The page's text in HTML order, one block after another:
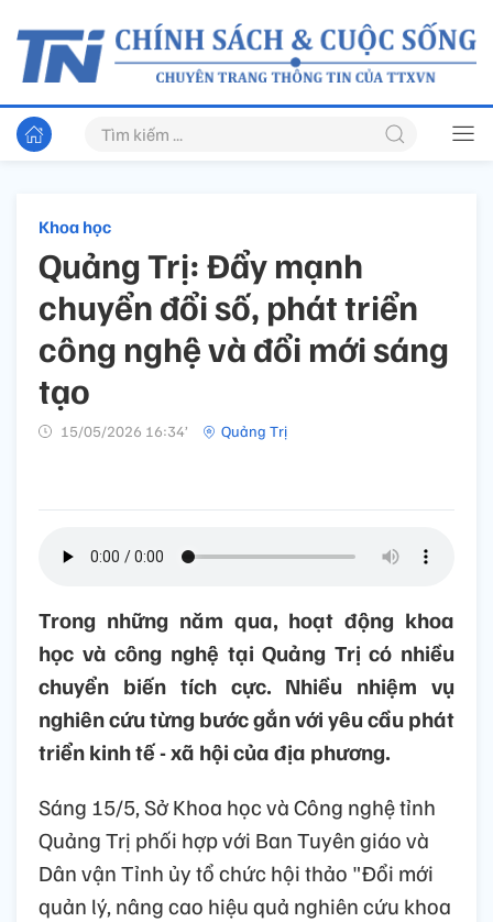
Khoa học
Quảng Trị: Đẩy mạnh
chuyển đổi số, phát triển
công nghệ và đổi mới sáng
tạo
15/05/2026 16:34’ Quảng Trị
Trong những năm qua, hoạt động khoa
học và công nghệ tại Quảng Trị có nhiều
chuyển biến tích cực. Nhiều nhiệm vụ
nghiên cứu từng bước gắn với yêu cầu phát
triển kinh tế - xã hội của địa phương.
Sáng 15/5, Sở Khoa học và Công nghệ tỉnh
Quảng Trị phối hợp với Ban Tuyên giáo và
Dân vận Tỉnh ủy tổ chức hội thảo "Đổi mới
quản lý, nâng cao hiệu quả nghiên cứu khoa